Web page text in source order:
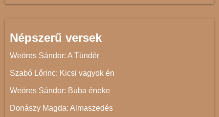
Népszerű versek
Weöres Sándor: A Tündér
Szabó Lőrinc: Kicsi vagyok én
Weöres Sándor: Buba éneke
Donászy Magda: Almaszedés